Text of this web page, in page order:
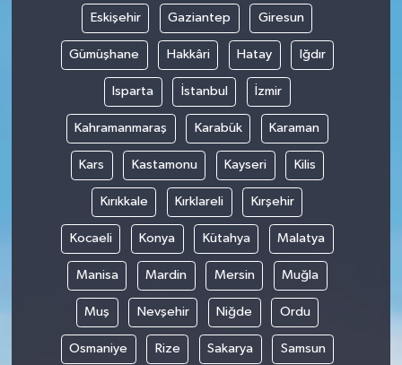
Eskişehir Gaziantep Giresun
Gümüşhane Hakkâri Hatay Iğdır
Isparta İstanbul İzmir
Kahramanmaraş Karabük Karaman
Kars Kastamonu Kayseri Kilis
Kırıkkale Kırklareli Kırşehir
Kocaeli Konya Kütahya Malatya
Manisa Mardin Mersin Muğla
Muş Nevşehir Niğde Ordu
Osmaniye Rize Sakarya Samsun